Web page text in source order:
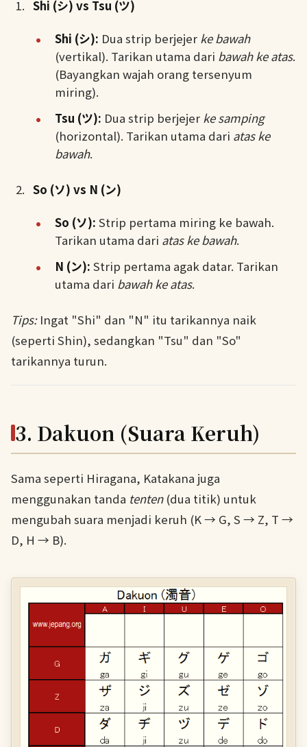
Shi (シ) vs Tsu (ツ)
Shi (シ): Dua strip berjejer ke bawah
(vertikal). Tarikan utama dari bawah ke atas.
(Bayangkan wajah orang tersenyum
miring).
Tsu (ツ): Dua strip berjejer ke samping
(horizontal). Tarikan utama dari atas ke
bawah.
So (ソ) vs N (ン)
So (ソ): Strip pertama miring ke bawah.
Tarikan utama dari atas ke bawah.
N (ン): Strip pertama agak datar. Tarikan
utama dari bawah ke atas.
Tips:Ingat "Shi" dan "N" itu tarikannya naik
(seperti Shin), sedangkan "Tsu" dan "So"
tarikannya turun.
3. Dakuon (Suara Keruh)
Sama seperti Hiragana, Katakana juga
menggunakan tanda tenten(dua titik) untuk
mengubah suara menjadi keruh (K → G, S → Z, T →
D, H → B).